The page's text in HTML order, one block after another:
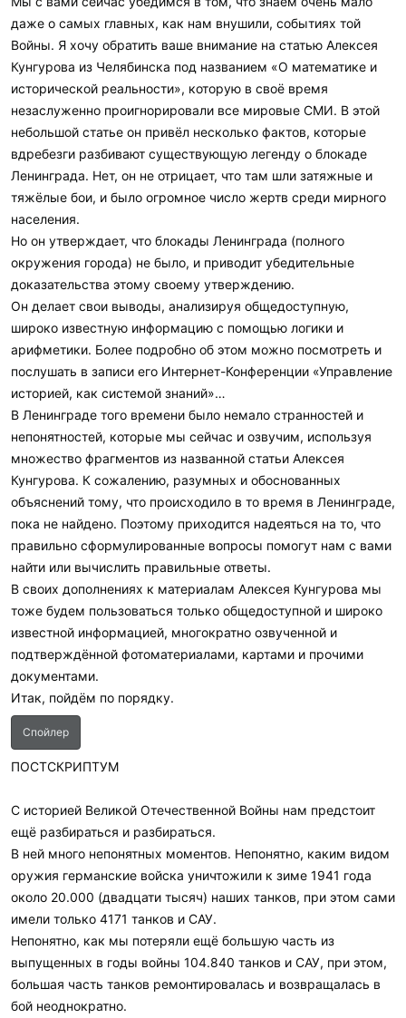
даже о самых главных, как нам внушили, событиях той
Войны. Я хочу обратить ваше внимание на статью Алексея
Кунгурова из Челябинска под названием «О математике и
исторической реальности», которую в своё время
незаслуженно проигнорировали все мировые СМИ. В этой
небольшой статье он привёл несколько фактов, которые
вдребезги разбивают существующую легенду о блокаде
Ленинграда. Нет, он не отрицает, что там шли затяжные и
тяжёлые бои, и было огромное число жертв среди мирного
населения.
Но он утверждает, что блокады Ленинграда (полного
окружения города) не было, и приводит убедительные
доказательства этому своему утверждению.
Он делает свои выводы, анализируя общедоступную,
широко известную информацию с помощью логики и
арифметики. Более подробно об этом можно посмотреть и
послушать в записи его Интернет-Конференции «Управление
историей, как системой знаний»…
В Ленинграде того времени было немало странностей и
непонятностей, которые мы сейчас и озвучим, используя
множество фрагментов из названной статьи Алексея
Кунгурова. К сожалению, разумных и обоснованных
объяснений тому, что происходило в то время в Ленинграде,
пока не найдено. Поэтому приходится надеяться на то, что
правильно сформулированные вопросы помогут нам с вами
найти или вычислить правильные ответы.
В своих дополнениях к материалам Алексея Кунгурова мы
тоже будем пользоваться только общедоступной и широко
известной информацией, многократно озвученной и
подтверждённой фотоматериалами, картами и прочими
документами.
Итак, пойдём по порядку.
Спойлер
ПОСТСКРИПТУМ
С историей Великой Отечественной Войны нам предстоит
ещё разбираться и разбираться.
В ней много непонятных моментов. Непонятно, каким видом
оружия германские войска уничтожили к зиме 1941 года
около 20.000 (двадцати тысяч) наших танков, при этом сами
имели только 4171 танков и САУ.
Непонятно, как мы потеряли ещё большую часть из
выпущенных в годы войны 104.840 танков и САУ, при этом,
большая часть танков ремонтировалась и возвращалась в
бой неоднократно.